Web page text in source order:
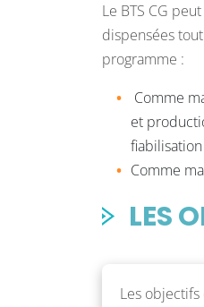
Le BTS CG
dispensées
programme :
Comme
et
Comme
LES
Les